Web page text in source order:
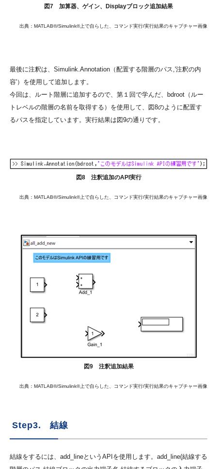
図7 加算器、ゲイン、Displayブロック追加結果
出典：MATLAB®/Simulink®上で自らした、コマンド実行/実行結果のキャプチャー画像
最後に注釈は、Simulink.Annotation（配置する階層のパス,'注釈の内
容'）を使用して追加します。
今回は、ルート階層に追加するので、第１回で学んだ、bdroot（ルー
トレベルの階層の名前を取得する）を使用して、図8のように配置す
るパスを指定しています。実行結果は図9の通りです。
図8 注釈追加のAPI実行
出典：MATLAB®/Simulink®上で自らした、コマンド実行/実行結果のキャプチャー画像
図9 注釈追加結果
出典：MATLAB®/Simulink®上で自らした、コマンド実行/実行結果のキャプチャー画像
Step3. 結線
結線をするには、add_lineというAPIを使用します。add_line(結線する